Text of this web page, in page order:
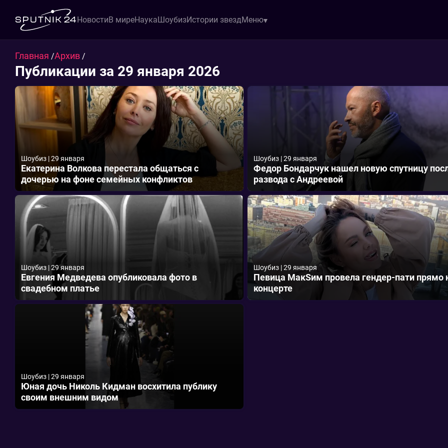
НовостиВ миреНаукаШоубизИстории звездМеню
Главная /Архив /
Публикации за 29 января 2026
Шоубиз |29 января
Екатерина Волкова перестала общаться с
дочерью на фоне семейных конфликтов
Шоубиз |29 января
Федор Бондарчук нашел новую спутницу
развода с Андреевой
Шоубиз |29 января
Евгения Медведева опубликовала фото в
свадебном платье
Шоубиз |29 января
Певица МакSим провела гендер-пати прямо
концерте
Шоубиз |29 января
Юная дочь Николь Кидман восхитила публику
своим внешним видом